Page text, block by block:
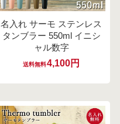
名入れ サーモ ステンレス
タンブラー 550ml イニシ
ャル数字
送料無料4,100円